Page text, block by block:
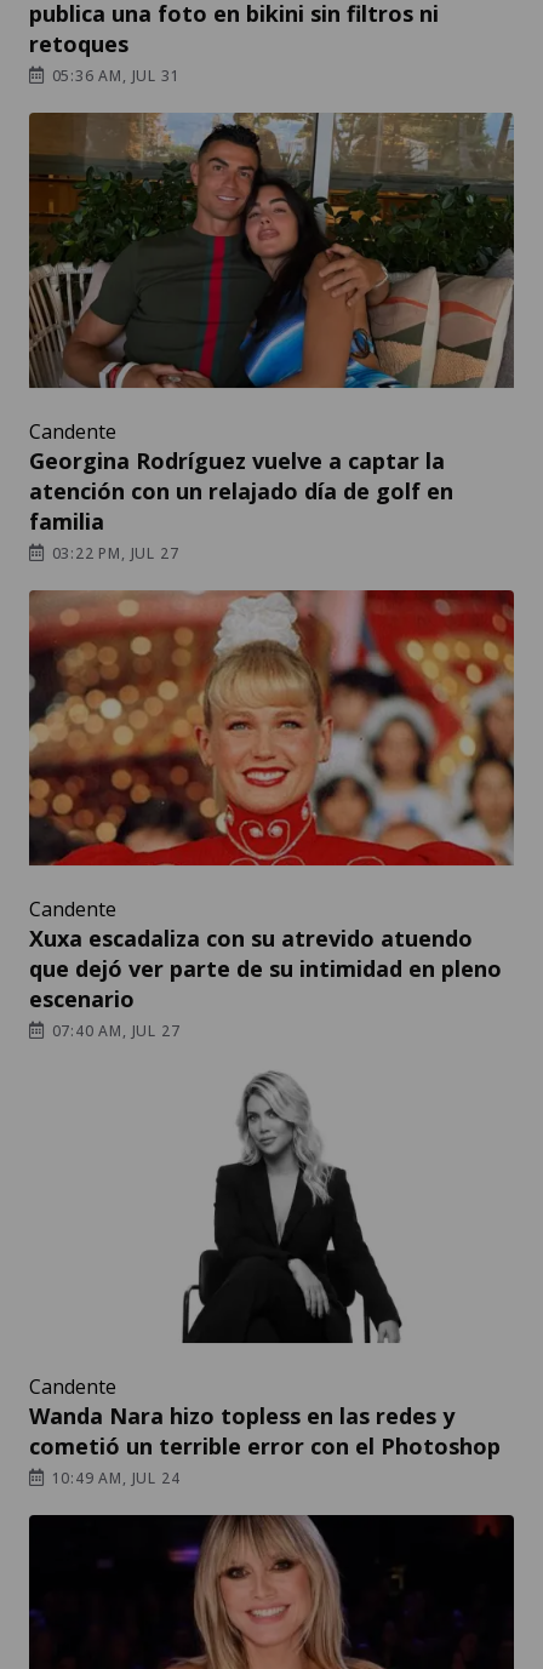
publica una foto en bikini sin filtros ni
retoques
05:36 AM, JUL 31
Candente
Georgina Rodríguez vuelve a captar la
atención con un relajado día de golf en
familia
03:22 PM, JUL 27
Candente
Xuxa escadaliza con su atrevido atuendo
que dejó ver parte de su intimidad en pleno
escenario
07:40 AM, JUL 27
Candente
Wanda Nara hizo topless en las redes y
cometió un terrible error con el Photoshop
10:49 AM, JUL 24